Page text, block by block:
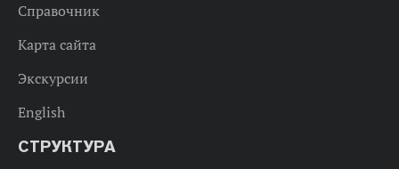
Справочник
Карта сайта
Экскурсии
English
СТРУКТУРА